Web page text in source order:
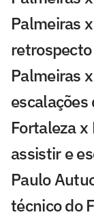
Palmeiras
Palmeiras
escalações
Fortaleza
assistir e
Paulo
técnico do